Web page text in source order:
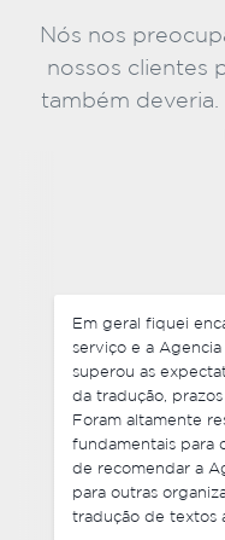
Nós nos
nossos clientes
também deveria.
Em geral fiquei
serviço e a Agencia
superou as
da tradução,
Foram altamente
fundamentais para
de recomendar a
para outras
tradução de textos